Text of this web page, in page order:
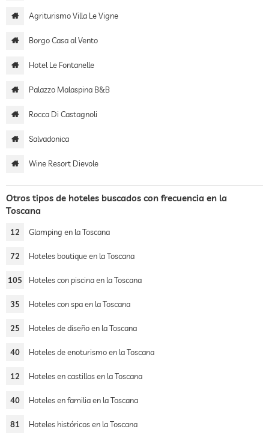
Agriturismo Villa Le Vigne
Borgo Casa al Vento
Hotel Le Fontanelle
Palazzo Malaspina B&B
Rocca Di Castagnoli
Salvadonica
Wine Resort Dievole
Otros tipos de hoteles buscados con frecuencia en la
Toscana
12 Glamping en la Toscana
72 Hoteles boutique en la Toscana
105 Hoteles con piscina en la Toscana
35 Hoteles con spa en la Toscana
25 Hoteles de diseño en la Toscana
40 Hoteles de enoturismo en la Toscana
12 Hoteles en castillos en la Toscana
40 Hoteles en familia en la Toscana
81 Hoteles históricos en la Toscana